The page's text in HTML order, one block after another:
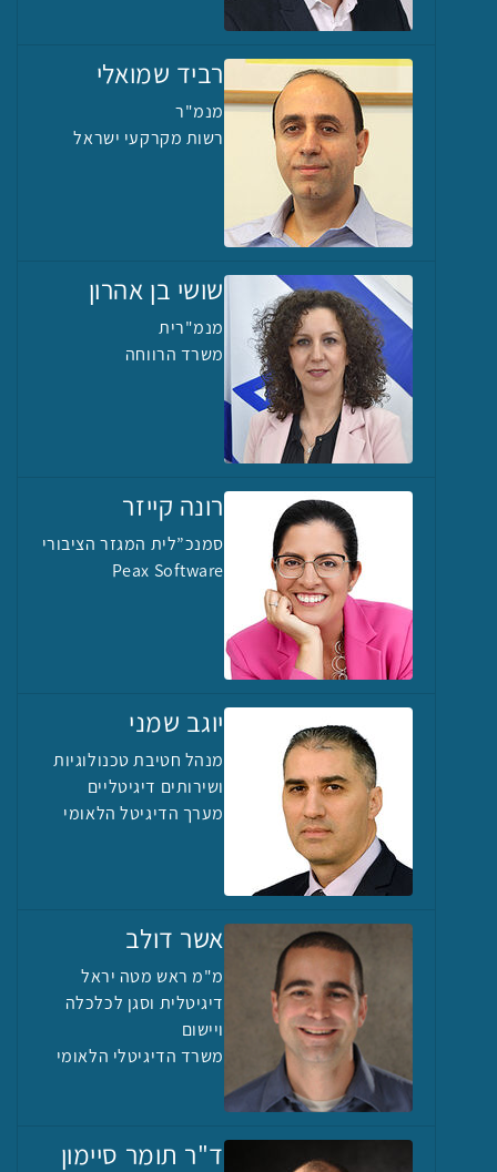
רביד שמואלי
מנמ"ר
רשות מקרקעי ישראל
שושי בן אהרון
מנמ"רית
משרד הרווחה
רונה קייזר
סמנכ”לית המגזר הציבורי
Peax Software
יוגב שמני
מנהל חטיבת טכנולוגיות
ושירותים דיגיטליים
מערך הדיגיטל הלאומי
אשר דולב
מ"מ ראש מטה יראל
דיגיטלית וסגן לכלכלה
ויישום
משרד הדיגיטלי הלאומי
ד"ר תומר סיימון